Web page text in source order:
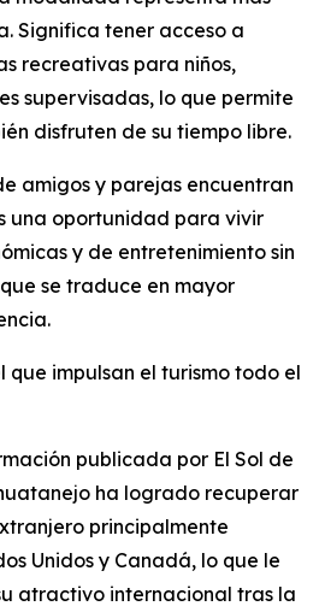
Significa tener acceso a
recreativas para niños,
supervisadas, lo que permite
disfruten de su tiempo libre.
amigos y parejas encuentran
una oportunidad para vivir
y de entretenimiento sin
se traduce en mayor
que impulsan el turismo todo el
publicada por El Sol de
ha logrado recuperar
principalmente
Unidos y Canadá, lo que le
atractivo internacional tras la